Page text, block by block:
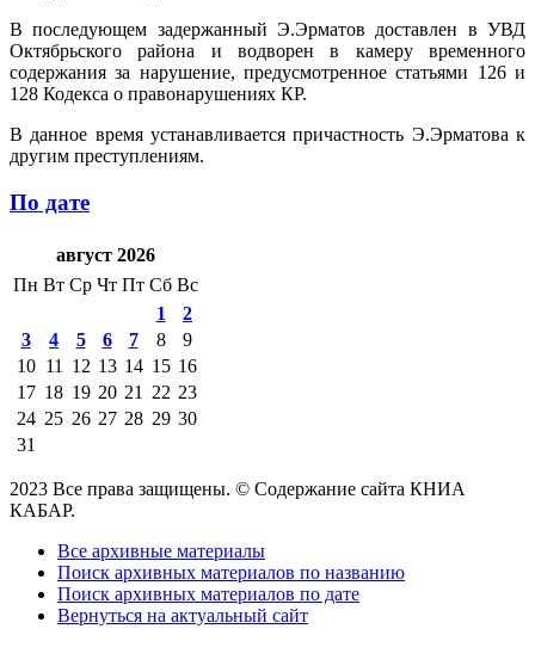
В последующем задержанный Э.Эрматов доставлен в УВД
Октябрьского района и водворен в камеру временного
содержания за нарушение, предусмотренное статьями 126 и
128 Кодекса о правонарушениях КР.
В данное время устанавливается причастность Э.Эрматова к
другим преступлениям.
По дате
август 2026
Пн Вт Ср Чт Пт Сб Вс
1
2
3
4 5 6 7 8
9
10 11 12 13 14 15 16
17 18 19 20 21 22 23
24 25 26 27 28 29 30
31
2023 Все права защищены. © Содержание сайта КНИА
КАБАР.
Все архивные материалы
Поиск архивных материалов по названию
Поиск архивных материалов по дате
Вернуться на актуальный сайт